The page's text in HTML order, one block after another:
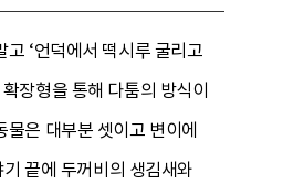
‘언덕에서 떡시루 굴리고
확장형을 통해 다툼의 방식이
은 대부분 셋이고 변이에
끝에 두꺼비의 생김새와